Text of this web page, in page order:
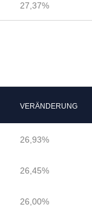
27,37%
VERÄNDERUNG
26,93%
26,45%
26,00%